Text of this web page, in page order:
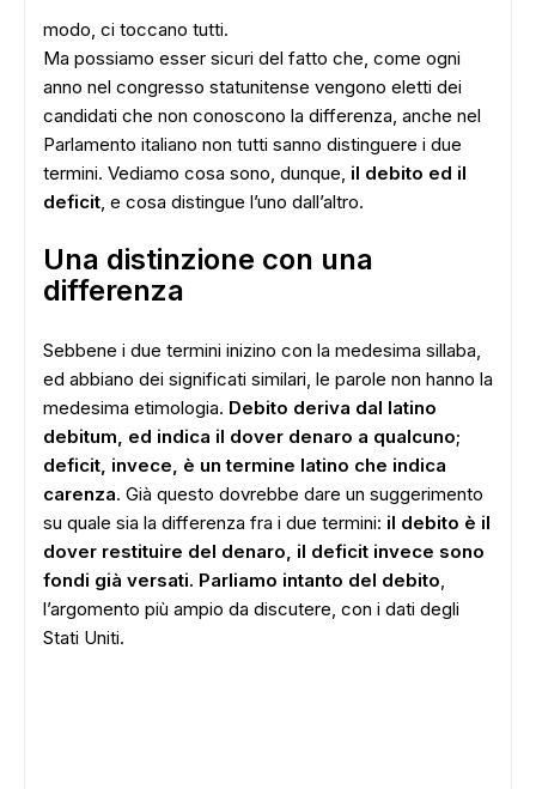
modo, ci toccano tutti.
Ma possiamo esser sicuri del fatto che, come ogni
anno nel congresso statunitense vengono eletti dei
candidati che non conoscono la differenza, anche nel
Parlamento italiano non tutti sanno distinguere i due
termini. Vediamo cosa sono, dunque, il debito ed il
deficit, e cosa distingue l’uno dall’altro.
Una distinzione con una
differenza
Sebbene i due termini inizino con la medesima sillaba,
ed abbiano dei significati similari, le parole non hanno la
medesima etimologia. Debito deriva dal latino
debitum, ed indica il dover denaro a qualcuno;
deficit, invece, è un termine latino che indica
carenza. Già questo dovrebbe dare un suggerimento
su quale sia la differenza fra i due termini: il debito è il
dover restituire del denaro, il deficit invece sono
fondi già versati. Parliamo intanto del debito,
l’argomento più ampio da discutere, con i dati degli
Stati Uniti.